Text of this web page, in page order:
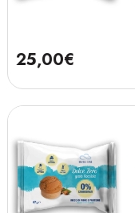
25,00€